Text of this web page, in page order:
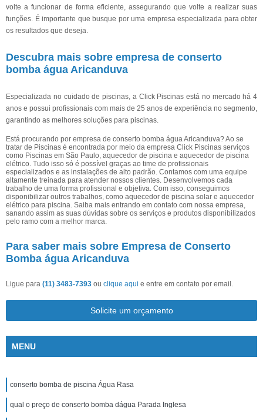
volte a funcionar de forma eficiente, assegurando que volte a realizar suas
funções. É importante que busque por uma empresa especializada para obter
os resultados que deseja.
Descubra mais sobre empresa de conserto
bomba água Aricanduva
Especializada no cuidado de piscinas, a Click Piscinas está no mercado há 4
anos e possui profissionais com mais de 25 anos de experiência no segmento,
garantindo as melhores soluções para piscinas.
Está procurando por empresa de conserto bomba água Aricanduva? Ao se
tratar de Piscinas é encontrada por meio da empresa Click Piscinas serviços
como Piscinas em São Paulo, aquecedor de piscina e aquecedor de piscina
elétrico. Tudo isso só é possível graças ao time de profissionais
especializados e as instalações de alto padrão. Contamos com uma equipe
altamente treinada para atender nossos clientes. Desenvolvemos cada
trabalho de uma forma profissional e objetiva. Com isso, conseguimos
disponibilizar outros trabalhos, como aquecedor de piscina solar e aquecedor
elétrico para piscina. Saiba mais entrando em contato com nossa empresa,
sanando assim as suas dúvidas sobre os serviços e produtos disponibilizados
pelo ramo com a melhor marca.
Para saber mais sobre Empresa de Conserto
Bomba água Aricanduva
Ligue para (11) 3483-7393 ou clique aqui e entre em contato por email.
Solicite um orçamento
MENU
conserto bomba de piscina Água Rasa
qual o preço de conserto bomba dágua Parada Inglesa